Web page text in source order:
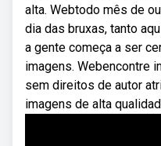
alta. Webtodo mês de
dia das bruxas, tanto
a gente começa a ser
imagens. Webencontre
sem direitos de autor
imagens de alta